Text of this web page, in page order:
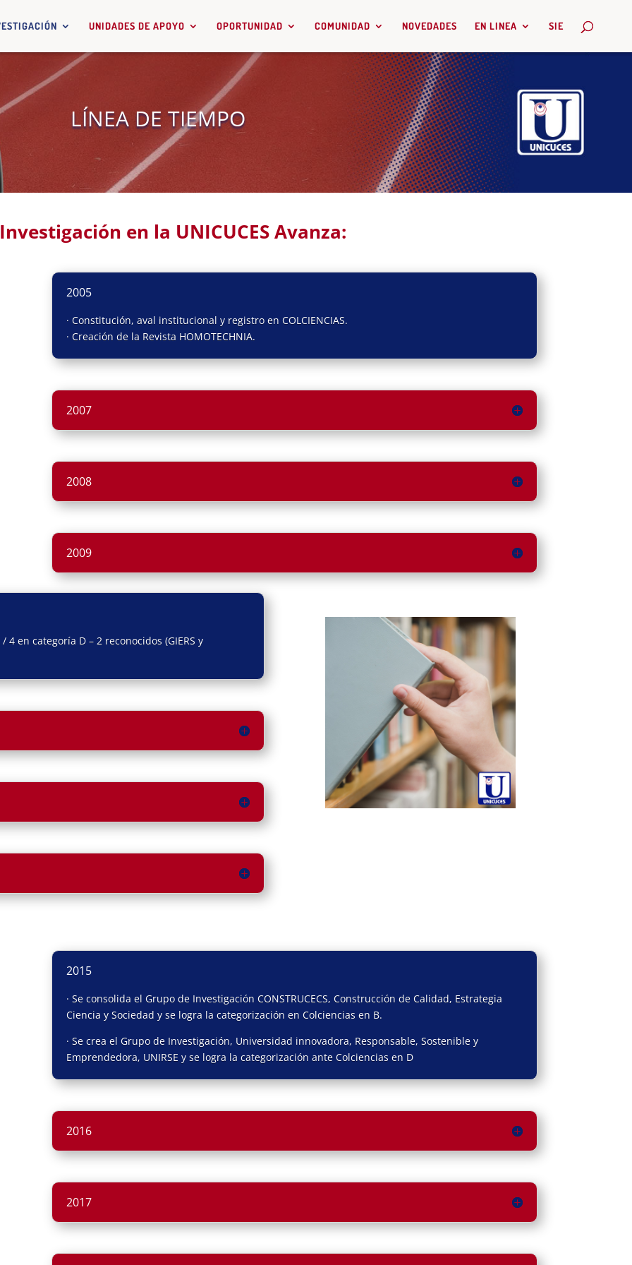
UNIDADES DE APOYO OPORTUNIDAD COMUNIDAD NOVEDADES EN LINEA SIE
LÍNEA DE TIEMPO
en la UNICUCES Avanza:
2005
· Constitución, aval institucional y registro en COLCIENCIAS.
· Creación de la Revista HOMOTECHNIA.
2007
2008
2009
4 en categoría D – 2 reconocidos (GIERS y
2015
· Se consolida el Grupo de Investigación CONSTRUCECS, Construcción de Calidad, Estrategia
Ciencia y Sociedad y se logra la categorización en Colciencias en B.
· Se crea el Grupo de Investigación, Universidad innovadora, Responsable, Sostenible y
Emprendedora, UNIRSE y se logra la categorización ante Colciencias en D
2016
2017